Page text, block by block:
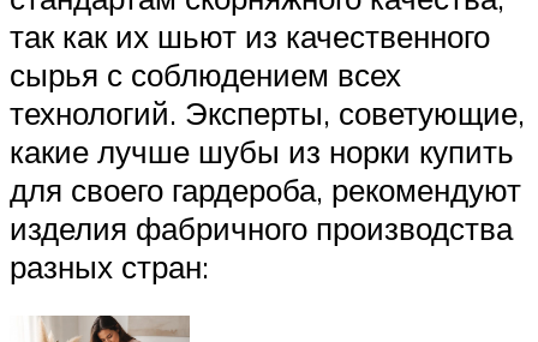
так как их шьют из качественного
сырья с соблюдением всех
технологий. Эксперты, советующие,
какие лучше шубы из норки купить
для своего гардероба, рекомендуют
изделия фабричного производства
разных стран: